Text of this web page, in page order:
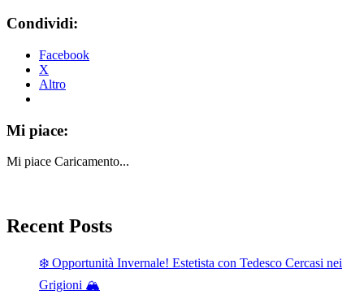
Condividi:
Facebook
X
Altro
Mi piace:
Mi piace Caricamento...
Recent Posts
❄️ Opportunità Invernale! Estetista con Tedesco Cercasi nei
Grigioni 🏔️